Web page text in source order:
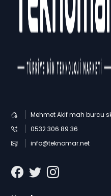
Mehmet Akif mah burcu
0532 306 89 36
info@teknomar.net